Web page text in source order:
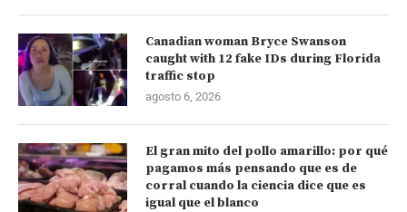
Canadian woman Bryce Swanson
caught with 12 fake IDs during Florida
traffic stop
agosto 6, 2026
El gran mito del pollo amarillo: por qué
pagamos más pensando que es de
corral cuando la ciencia dice que es
igual que el blanco